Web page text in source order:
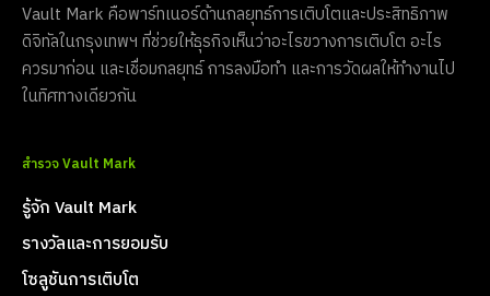
Vault Mark คือพาร์ทเนอร์ด้านกลยุทธ์การเติบโตและประสิทธิภาพ
ดิจิทัลในกรุงเทพฯ ที่ช่วยให้ธุรกิจเห็นว่าอะไรขวางการเติบโต อะไร
ควรมาก่อน และเชื่อมกลยุทธ์ การลงมือทำ และการวัดผลให้ทำงานไป
ในทิศทางเดียวกัน
สำรวจ Vault Mark
รู้จัก Vault Mark
รางวัลและการยอมรับ
โซลูชันการเติบโต